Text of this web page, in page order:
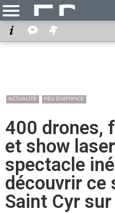
ACTUALITÉ FEU D'ARTIFICE
400 drones,
et show
spectacle
découvrir ce
Saint Cyr